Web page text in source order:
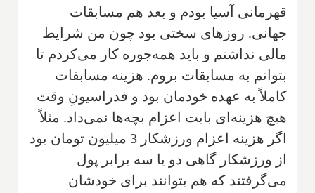
قهرمانی آسیا بودم و بعد هم مسابقات
جهانی. روزهای سختی بود چون من شرایط
مالی نداشتم و باید همه‌‌جوره کار می‌کردم تا
بتوانم به مسابقات بروم. هزینه مسابقات
کاملاً به عهده خودمان بود و فدراسیونِ وقت
هیچ هزینه‌ای بابت اعزام بچه‌ها نمی‌داد. مثلاً
اگر هزینه اعزام ورزشکار 3 میلیون تومان بود
از ورزشکار گاهی دو یا سه برابر پول
می‌گرفتند که هم بتوانند برای خودشان